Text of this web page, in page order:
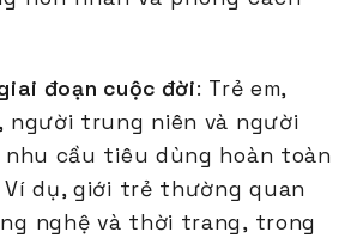
đoạn cuộc đời: Trẻ em,
người trung niên và người
cầu tiêu dùng hoàn toàn
Ví dụ, giới trẻ thường quan
nghệ và thời trang, trong